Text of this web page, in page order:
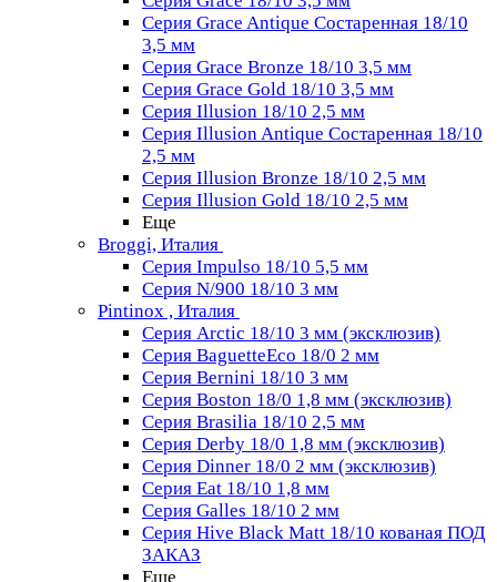
Серия Grace Antique Состаренная 18/10
3,5 мм
Серия Grace Bronze 18/10 3,5 мм
Серия Grace Gold 18/10 3,5 мм
Серия Illusion 18/10 2,5 мм
Серия Illusion Antique Состаренная 18/10
2,5 мм
Серия Illusion Bronze 18/10 2,5 мм
Серия Illusion Gold 18/10 2,5 мм
Еще
Broggi, Италия
Серия Impulso 18/10 5,5 мм
Серия N/900 18/10 3 мм
Pintinox , Италия
Серия Arctic 18/10 3 мм (эксклюзив)
Серия BaguetteEco 18/0 2 мм
Серия Bernini 18/10 3 мм
Серия Boston 18/0 1,8 мм (эксклюзив)
Серия Brasilia 18/10 2,5 мм
Серия Derby 18/0 1,8 мм (эксклюзив)
Серия Dinner 18/0 2 мм (эксклюзив)
Серия Eat 18/10 1,8 мм
Серия Galles 18/10 2 мм
Серия Hive Black Matt 18/10 кованая ПОД
ЗАКАЗ
Еще